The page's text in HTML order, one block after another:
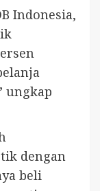
Indonesia,
ungkap
dengan
beli